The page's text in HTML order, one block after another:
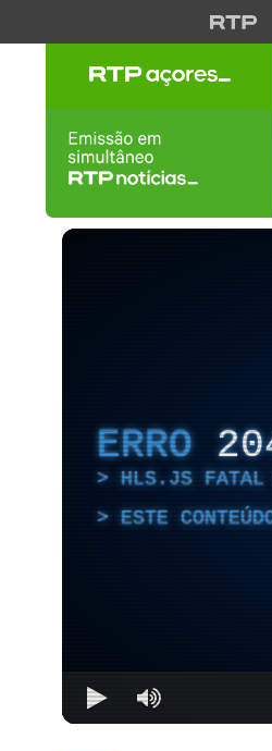
ERRO
HLS.JS FATAL
ESTE